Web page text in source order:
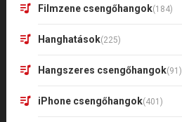
Filmzene csengőhangok(184)
Hanghatások(225)
Hangszeres csengőhangok(91)
iPhone csengőhangok(401)